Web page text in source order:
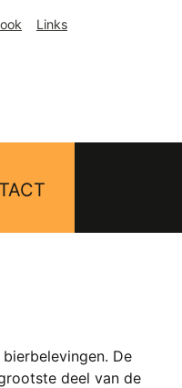
Links
De
deel van de